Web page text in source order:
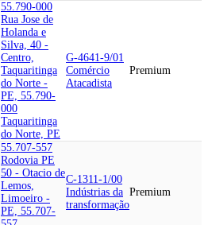
55.790-000
Rua Jose de
Holanda e
Silva, 40 -
Centro,
Taquaritinga
do Norte -
PE, 55.790-
000
Taquaritinga
do Norte, PE
G-4641-9/01
Comércio
Atacadista
Premium
55.707-557
Rodovia PE
50 - Otacio de
Lemos,
Limoeiro -
PE, 55.707-
C-1311-1/00
Indústrias da
transformação
Premium